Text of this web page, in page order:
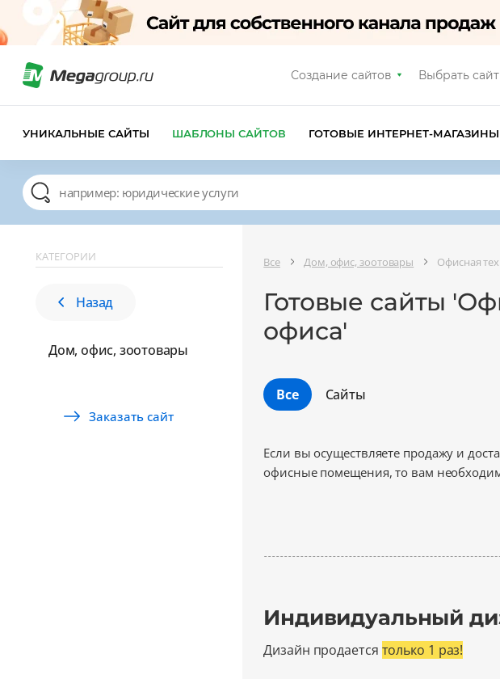
Создание сайтов Выбрать сайт
УНИКАЛЬНЫЕ САЙТЫ ШАБЛОНЫ САЙТОВ ГОТОВЫЕ ИНТЕРНЕТ-МАГАЗИНЫ
КАТЕГОРИИ
Назад
Дом, офис, зоотовары
Заказать сайт
Все Дом, офис, зоотовары Офисная
Готовые сайты
офиса'
Все Сайты
Если вы осуществляете продажу и
офисные помещения, то вам
Индивидуальный
Дизайн продается только 1 раз!